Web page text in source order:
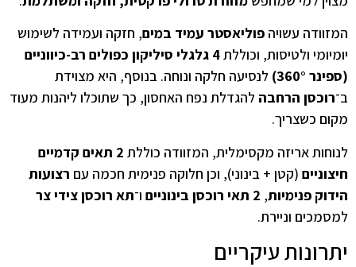
המזוודה עשויה פוליאסטר עמיד במים, חזקה ועמידה לשימוש
יומיומי ולטיסות, וכוללת
4 גלגלי סיליקון כפולים רב-כיווניים
(ספינר 360°)
לנסיעה חלקה ונוחה. בנוסף, היא מצוידת
ב־רוכסן הרחבה להגדלת נפח האחסון, כך שתוכלו ליהנות מעוד
מקום כשצריך.
לנוחות אריזה מקסימלית, המזוודה כוללת
2 תאים קדמיים
חיצוניים (קטן + בינוני), וכן חלוקה פנימית חכמה עם רצועות
הידוק פנימיות, 2 תאי רוכסן בינוניים ו־תא רוכסן צידי צר
למסמכים וניירת.
יתרונות עיקריים